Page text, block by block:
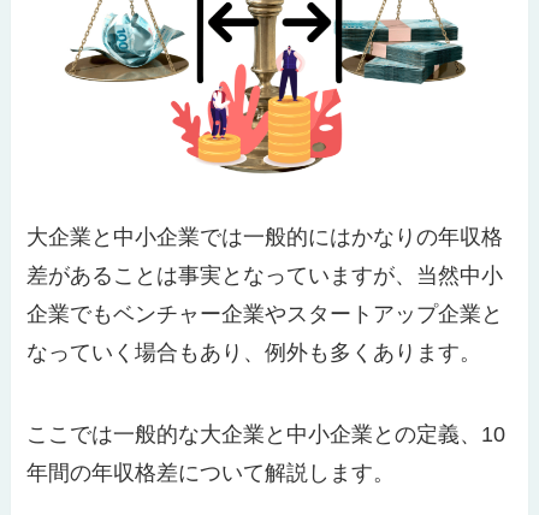
大企業と中小企業では一般的にはかなりの年収格
差があることは事実となっていますが、当然中小
企業でもベンチャー企業やスタートアップ企業と
なっていく場合もあり、例外も多くあります。
ここでは一般的な大企業と中小企業との定義、10
年間の年収格差について解説します。